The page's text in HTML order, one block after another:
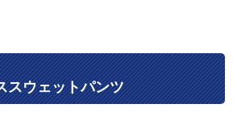
スウェットパンツ